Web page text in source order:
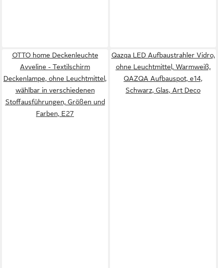
OTTO home Deckenleuchte
Avveline - Textilschirm
Deckenlampe, ohne Leuchtmittel,
wählbar in verschiedenen
Stoffausführungen, Größen und
Farben, E27
Qazqa LED Aufbaustrahler Vidro,
ohne Leuchtmittel, Warmweiß,
QAZQA Aufbau­spot, e14,
Schwarz, Glas, Art Deco